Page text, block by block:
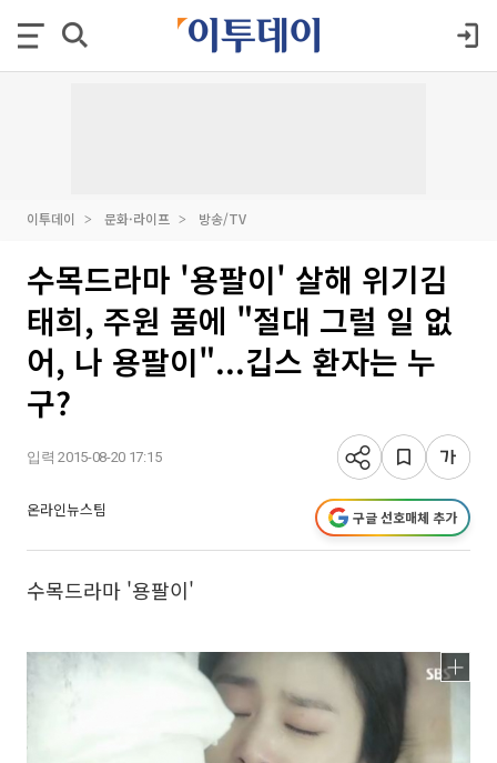
이투데이 문화·라이프 방송/TV
수목드라마 '용팔이' 살해 위기김
태희, 주원 품에 "절대 그럴 일 없
어, 나 용팔이"...깁스 환자는 누
구?
입력 2015-08-20 17:15
온라인뉴스팀 구글 선호매체 추가
수목드라마 '용팔이'